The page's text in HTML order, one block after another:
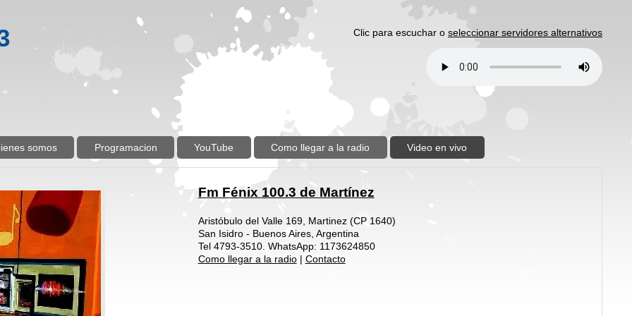
Clic para escuchar o seleccionar servidores alternativos
somos Programacion YouTube Como llegar a la radio Video en vivo
Fm Fénix 100.3 de Martínez
Aristóbulo del Valle 169, Martinez (CP 1640)
San Isidro - Buenos Aires, Argentina
Tel 4793-3510. WhatsApp: 1173624850
Como llegar a la radio| Contacto